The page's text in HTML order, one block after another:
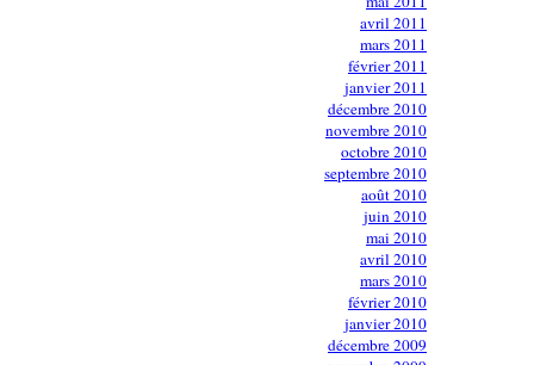
avril 2011
mars 2011
février 2011
janvier 2011
décembre 2010
novembre 2010
octobre 2010
septembre 2010
août 2010
juin 2010
mai 2010
avril 2010
mars 2010
février 2010
janvier 2010
décembre 2009